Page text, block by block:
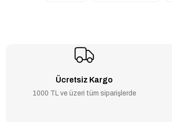
Ücretsiz Kargo
1000 TL ve üzeri tüm siparişlerde